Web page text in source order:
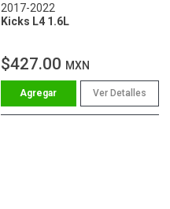
2017-2022
Kicks L4 1.6L
$427.00 MXN
Ver Detalles